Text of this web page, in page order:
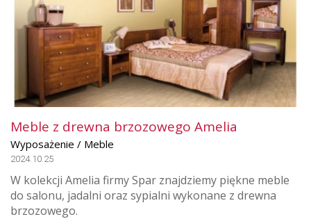
Meble z drewna brzozowego Amelia
Wyposażenie / Meble
2024.10.25
W kolekcji Amelia firmy Spar znajdziemy piękne meble
do salonu, jadalni oraz sypialni wykonane z drewna
brzozowego.